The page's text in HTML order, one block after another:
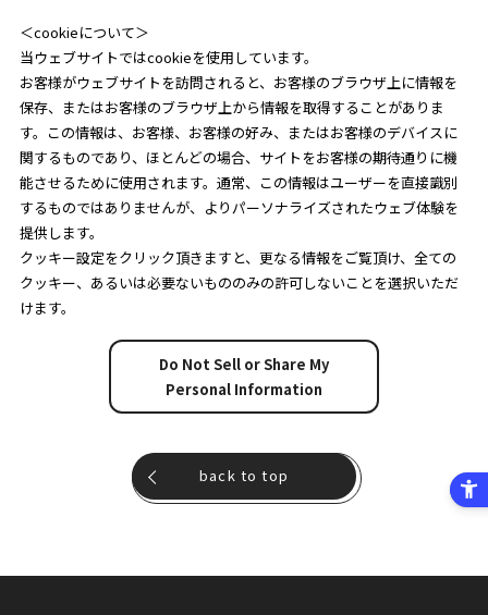
＜cookieについて＞
当ウェブサイトではcookieを使用しています。
お客様がウェブサイトを訪問されると、お客様のブラウザ上に情報を
保存、またはお客様のブラウザ上から情報を取得することがありま
す。この情報は、お客様、お客様の好み、またはお客様のデバイスに
関するものであり、ほとんどの場合、サイトをお客様の期待通りに機
能させるために使用されます。通常、この情報はユーザーを直接識別
するものではありませんが、よりパーソナライズされたウェブ体験を
提供します。
クッキー設定をクリック頂きますと、更なる情報をご覧頂け、全ての
クッキー、あるいは必要ないもののみの許可しないことを選択いただ
けます。
Do Not Sell or Share My
Personal Information
back to top